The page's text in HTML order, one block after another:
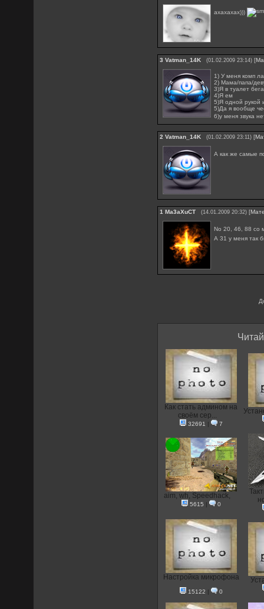
ахахахах)))
3 Vatman_14K (01.02.2009 23:14) [
1) У меня комп
2) Мама/папа/
3)Я в туалет
4)Я ем
5)Я одной рукой
5)Да я вообще
6)у меня звука
2 Vatman_14K (01.02.2009 23:11) [
А как же самые
1 Ma3aXuCT (14.01.2009 20:32) [
No 20, 46, 88 со
А 31 у меня так
Как стать админом на
своём сер...
32691 | 7
aim, wh, Speedhack,
5615 | 0
Настройка микрофона
15122 | 0